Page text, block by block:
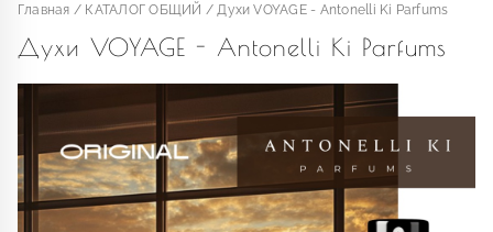
Главная / КАТАЛОГ ОБЩИЙ /Духи VOYAGE - Antonelli Ki Parfums
Духи VOYAGE - Antonelli Ki Parfums